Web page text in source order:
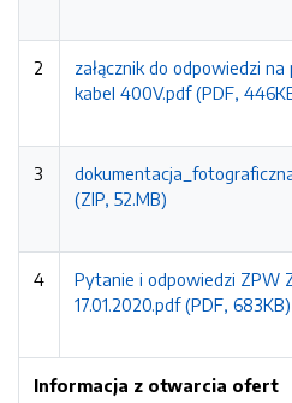
2
załącznik do odpowiedzi
kabel 400V.pdf (PDF,
3
(ZIP, 52.MB)
4
Pytanie i odpowiedzi ZPW
17.01.2020.pdf (PDF, 683KB)
Informacja z otwarcia ofert